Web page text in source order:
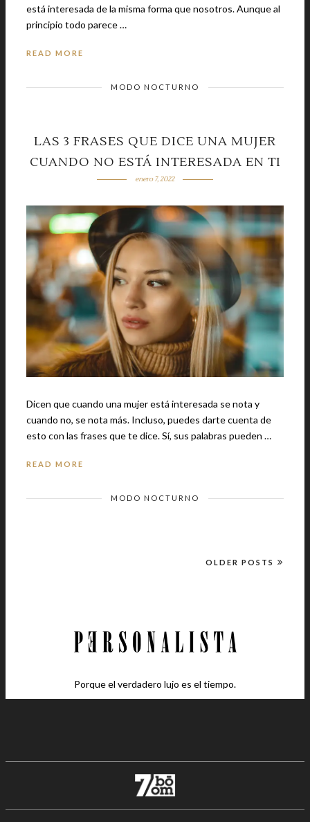
está interesada de la misma forma que nosotros. Aunque al
principio todo parece …
READ MORE
MODO NOCTURNO
LAS 3 FRASES QUE DICE UNA MUJER
CUANDO NO ESTÁ INTERESADA EN TI
enero 7, 2022
Dicen que cuando una mujer está interesada se nota y
cuando no, se nota más. Incluso, puedes darte cuenta de
esto con las frases que te dice. Sí, sus palabras pueden …
READ MORE
MODO NOCTURNO
OLDER POSTS
Porque el verdadero lujo es el tiempo.